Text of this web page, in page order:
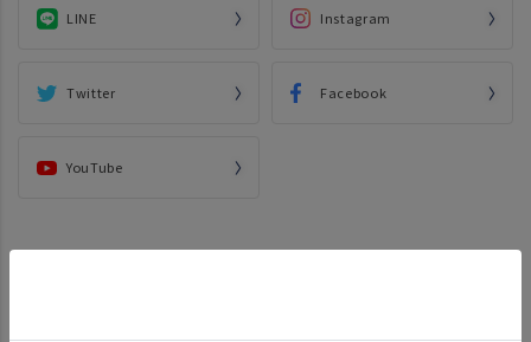
LINE Instagram
Twitter Facebook
YouTube